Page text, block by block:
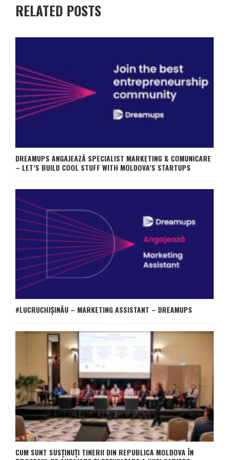
RELATED POSTS
DREAMUPS ANGAJEAZĂ SPECIALIST MARKETING & COMUNICARE
– LET’S BUILD COOL STUFF WITH MOLDOVA’S STARTUPS
#LUCRUCHIȘINĂU – MARKETING ASSISTANT – DREAMUPS
CUM SUNT SUSȚINUȚI TINERII DIN REPUBLICA MOLDOVA ÎN